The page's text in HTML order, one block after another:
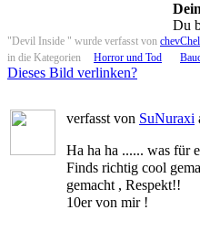
Du
"Devil Inside " wurde verfasst von
in die Kategorien
Horror und Tod
Dieses Bild verlinken?
verfasst von SuNuraxi
Ha ha ha ...... was für
Finds richtig cool
gemacht , Respekt!!
10er von mir !